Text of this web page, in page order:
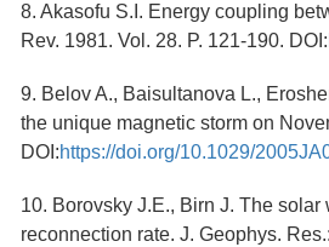
8. Akasofu S.I. Energy coupling
Rev. 1981. Vol. 28. P. 121-190. DOI:
9. Belov A., Baisultanova L.,
the unique magnetic storm on
DOI:https://doi.org/10.1029/
10. Borovsky J.E., Birn J. The
reconnection rate. J. Geophys.